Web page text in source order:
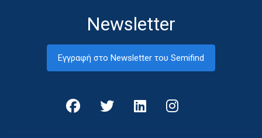
Newsletter
Εγγραφή στο Newsletter του Semifind